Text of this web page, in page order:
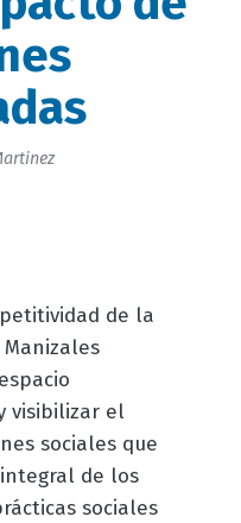
de la
visibilizar el
sociales que
de los
sociales